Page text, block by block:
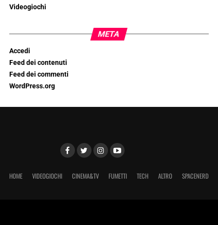
Videogiochi
META
Accedi
Feed dei contenuti
Feed dei commenti
WordPress.org
HOME VIDEOGIOCHI CINEMA&TV FUMETTI TECH ALTRO SPACENERD